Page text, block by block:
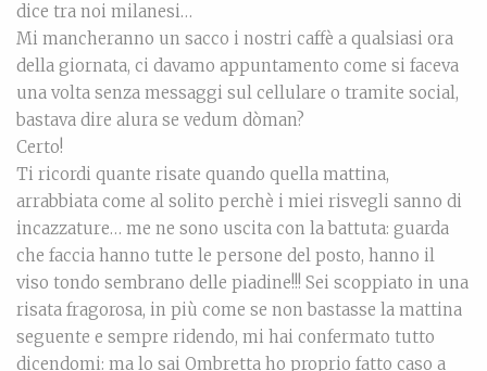
dice tra noi milanesi…
Mi mancheranno un sacco i nostri caffè a qualsiasi ora
della giornata, ci davamo appuntamento come si faceva
una volta senza messaggi sul cellulare o tramite social,
bastava dire alura se vedum dòman?
Certo!
Ti ricordi quante risate quando quella mattina,
arrabbiata come al solito perchè i miei risvegli sanno di
incazzature… me ne sono uscita con la battuta: guarda
che faccia hanno tutte le persone del posto, hanno il
viso tondo sembrano delle piadine!!! Sei scoppiato in una
risata fragorosa, in più come se non bastasse la mattina
seguente e sempre ridendo, mi hai confermato tutto
dicendomi: ma lo sai Ombretta ho proprio fatto caso a